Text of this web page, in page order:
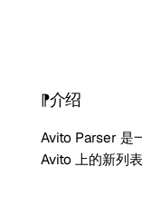
介绍
Avito Parser 是
Avito 上的新列